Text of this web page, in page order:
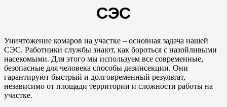
СЭС
Уничтожение комаров на участке – основная задача нашей
СЭС. Работники службы знают, как бороться с назойливыми
насекомыми. Для этого мы используем все современные,
безопасные для человека способы дезинсекции. Они
гарантируют быстрый и долговременный результат,
независимо от площади территории и сложности работы на
участке.